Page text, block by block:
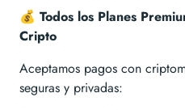
💰 Todos los Planes
Cripto
Aceptamos pagos con
seguras y privadas: